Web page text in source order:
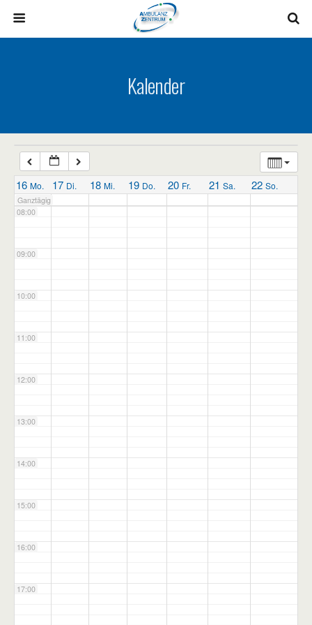
Kalender
16 Mo. 17 Di. 18 Mi. 19 Do. 20 Fr. 21 Sa. 22 So.
Ganztägig
07:00
08:00
09:00
10:00
11:00
12:00
13:00
14:00
15:00
16:00
17:00